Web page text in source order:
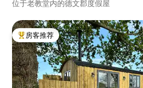
位于老教堂内的德文郡度假屋
热门「房客推荐」
房客推荐